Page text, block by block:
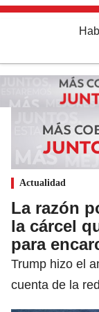
Actualidad
La razón
la cárcel
para
Trump hizo el
cuenta de la